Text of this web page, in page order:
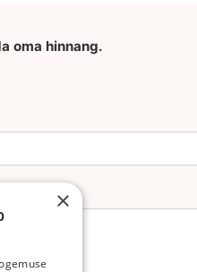
oma hinnang.
×